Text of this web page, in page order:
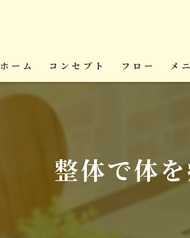
ホーム コンセプト フロー メ
整体で体